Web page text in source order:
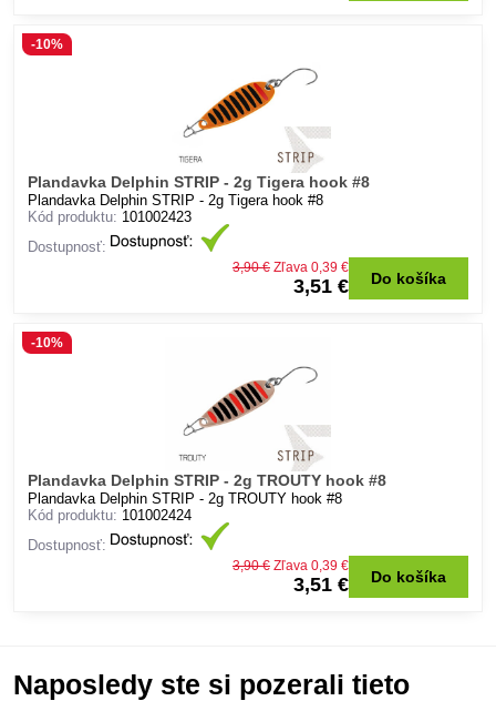
Plandavka Delphin STRIP - 2g Tigera hook #8
-10%
Plandavka Delphin STRIP - 2g Tigera hook #8
Kód produktu: 101002423
Dostupnosť:
3,51 €
3,90 € Zľava 0,39 €
Do košíka
Plandavka Delphin STRIP - 2g TROUTY hook #8
-10%
Plandavka Delphin STRIP - 2g TROUTY hook #8
Kód produktu: 101002424
Dostupnosť:
3,51 €
3,90 € Zľava 0,39 €
Do košíka
Naposledy ste si pozerali tieto